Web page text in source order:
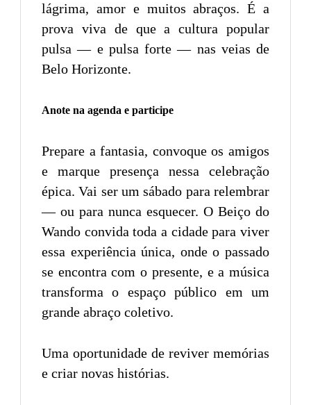
lágrima, amor e muitos abraços. É a
prova viva de que a cultura popular
pulsa — e pulsa forte — nas veias de
Belo Horizonte.
Anote na agenda e participe
Prepare a fantasia, convoque os amigos
e marque presença nessa celebração
épica. Vai ser um sábado para relembrar
— ou para nunca esquecer. O Beiço do
Wando convida toda a cidade para viver
essa experiência única, onde o passado
se encontra com o presente, e a música
transforma o espaço público em um
grande abraço coletivo.
Uma oportunidade de reviver memórias
e criar novas histórias.